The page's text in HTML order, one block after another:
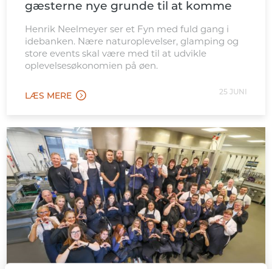
gæsterne nye grunde til at komme
Henrik Neelmeyer ser et Fyn med fuld gang i
idebanken. Nære naturoplevelser, glamping og
store events skal være med til at udvikle
oplevelsesøkonomien på øen.
LÆS MERE 25 JUNI